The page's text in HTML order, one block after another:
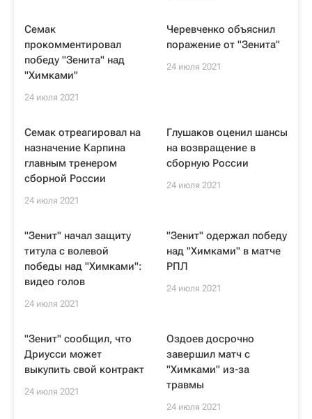
Семак
прокомментировал
победу "Зенита" над
"Химками"
24 июля 2021
Черевченко объяснил
поражение от "Зенита"
24 июля 2021
Семак отреагировал на
назначение Карпина
главным тренером
сборной России
24 июля 2021
Глушаков оценил шансы
на возвращение в
сборную России
24 июля 2021
"Зенит" начал защиту
титула с волевой
победы над "Химками":
видео голов
24 июля 2021
"Зенит" одержал победу
над "Химками" в матче
РПЛ
24 июля 2021
"Зенит" сообщил, что
Дриусси может
выкупить свой контракт
24 июля 2021
Оздоев досрочно
завершил матч с
"Химками" из-за
травмы
24 июля 2021